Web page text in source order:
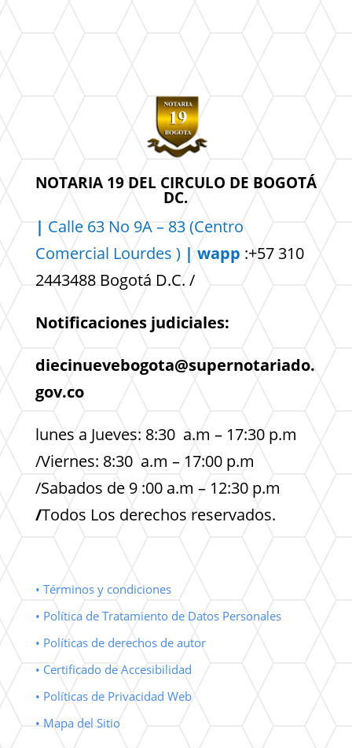
NOTARIA 19 DEL CIRCULO DE BOGOTÁ
DC.
| Calle 63 No 9A – 83 (Centro
Comercial Lourdes ) | wapp :+57 310
2443488 Bogotá D.C. /
Notificaciones judiciales:
diecinuevebogota@supernotariado.
gov.co
lunes a Jueves: 8:30 a.m – 17:30 p.m
/Viernes: 8:30 a.m – 17:00 p.m
/Sabados de 9 :00 a.m – 12:30 p.m
/Todos Los derechos reservados.
• Términos y condiciones
• Política de Tratamiento de Datos Personales
• Políticas de derechos de autor
• Certificado de Accesibilidad
• Políticas de Privacidad Web
• Mapa del Sitio